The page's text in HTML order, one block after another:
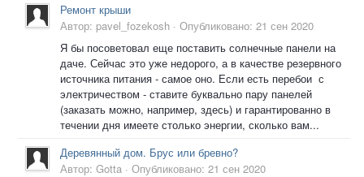
Ремонт крыши
Автор: pavel_fozekosh · Опубликовано: 21 сен 2020
Я бы посоветовал еще поставить солнечные панели на
даче. Сейчас это уже недорого, а в качестве резервного
источника питания - самое оно. Если есть перебои с
электричеством - ставите буквально пару панелей
(заказать можно, например, здесь) и гарантированно в
течении дня имеете столько энергии, сколько вам...
Деревянный дом. Брус или бревно?
Автор: Gotta · Опубликовано: 21 сен 2020